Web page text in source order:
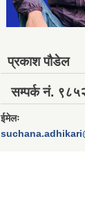
प्रकाश पौडेल
सम्पर्क नं.
ईमेलः